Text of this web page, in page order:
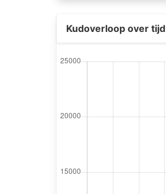
Kudoverloop over tijd